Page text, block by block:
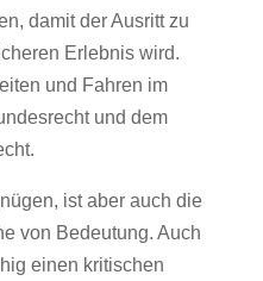
damit der Ausritt zu
Erlebnis wird.
und Fahren im
und dem
ist aber auch die
von Bedeutung. Auch
einen kritischen